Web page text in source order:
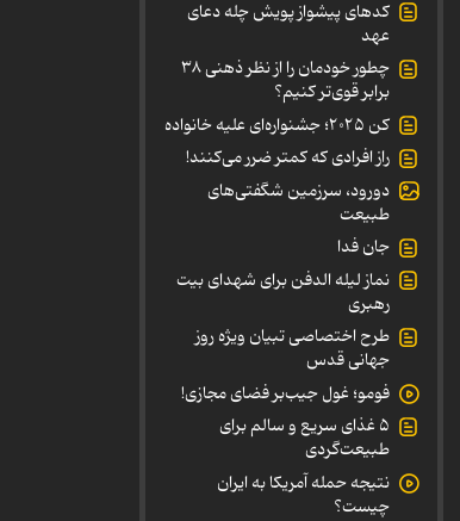
کدهای پیشواز پویش چله دعای
عهد
چطور خودمان را از نظر ذهنی ۳۸
برابر قوی‌تر کنیم؟
کن ۲۰۲۵؛ جشنواره‌ای علیه خانواده
راز افرادی که کمتر ضرر می‌کنند!
دورود، سرزمین شگفتی‌های
طبیعت
جان فدا
نماز لیله الدفن برای شهدای بیت
رهبری
طرح اختصاصی تبیان ویژه روز
جهانی قدس
فومو؛ غول جیب‌بر فضای مجازی!
۵ غذای سریع و سالم برای
طبیعت‌گردی
نتیجه حمله آمریکا به ایران
چیست؟